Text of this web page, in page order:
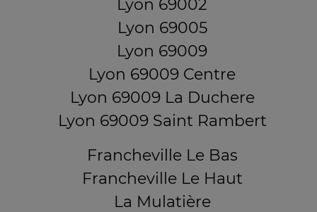
Lyon 69002
Lyon 69005
Lyon 69009
Lyon 69009 Centre
Lyon 69009 La Duchere
Lyon 69009 Saint Rambert
Francheville Le Bas
Francheville Le Haut
La Mulatière